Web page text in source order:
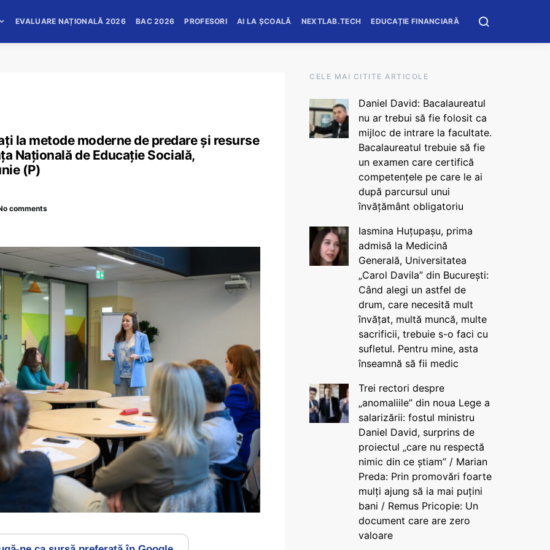
EVALUARE NAȚIONALĂ 2026 BAC 2026 PROFESORI AI LA ȘCOALĂ NEXTLAB.TECH EDUCAȚIE FINANCIARĂ
la metode moderne de predare și resurse
Națională de Educație Socială,
(P)
comments
CELE MAI CITITE ARTICOLE
Daniel David: Bacalaureatul
nu ar trebui să fie folosit ca
mijloc de intrare la facultate.
Bacalaureatul trebuie să fie
un examen care certifică
competențele pe care le ai
după parcursul unui
învățământ obligatoriu
Iasmina Huțupașu, prima
admisă la Medicină
Generală, Universitatea
„Carol Davila” din București:
Când alegi un astfel de
drum, care necesită mult
învățat, multă muncă, multe
sacrificii, trebuie s-o faci cu
sufletul. Pentru mine, asta
înseamnă să fii medic
Trei rectori despre
„anomaliile” din noua Lege a
salarizării: fostul ministru
Daniel David, surprins de
proiectul „care nu respectă
nimic din ce știam” / Marian
Preda: Prin promovări foarte
mulți ajung să ia mai puțini
bani / Remus Pricopie: Un
document care are zero
valoare